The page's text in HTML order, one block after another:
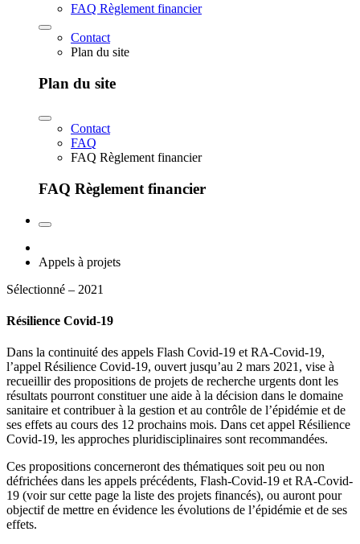
FAQ Règlement financier
Contact
Plan du site
Plan du site
Contact
FAQ
FAQ Règlement financier
FAQ Règlement financier
Appels à projets
Sélectionné – 2021
Résilience Covid-19
Dans la continuité des appels Flash Covid-19 et RA-Covid-19,
l’appel Résilience Covid-19, ouvert jusqu’au 2 mars 2021, vise à
recueillir des propositions de projets de recherche urgents dont les
résultats pourront constituer une aide à la décision dans le domaine
sanitaire et contribuer à la gestion et au contrôle de l’épidémie et de
ses effets au cours des 12 prochains mois. Dans cet appel Résilience
Covid-19, les approches pluridisciplinaires sont recommandées.
Ces propositions concerneront des thématiques soit peu ou non
défrichées dans les appels précédents, Flash-Covid-19 et RA-Covid-
19 (voir sur cette page la liste des projets financés), ou auront pour
objectif de mettre en évidence les évolutions de l’épidémie et de ses
effets.